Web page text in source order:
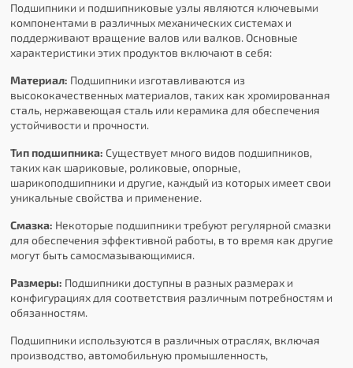
Подшипники и подшипниковые узлы являются ключевыми
компонентами в различных механических системах и
поддерживают вращение валов или валков. Основные
характеристики этих продуктов включают в себя:
Материал: Подшипники изготавливаются из
высококачественных материалов, таких как хромированная
сталь, нержавеющая сталь или керамика для обеспечения
устойчивости и прочности.
Тип подшипника: Существует много видов подшипников,
таких как шариковые, роликовые, опорные,
шарикоподшипники и другие, каждый из которых имеет свои
уникальные свойства и применение.
Смазка: Некоторые подшипники требуют регулярной смазки
для обеспечения эффективной работы, в то время как другие
могут быть самосмазывающимися.
Размеры: Подшипники доступны в разных размерах и
конфигурациях для соответствия различным потребностям и
обязанностям.
Подшипники используются в различных отраслях, включая
производство, автомобильную промышленность,